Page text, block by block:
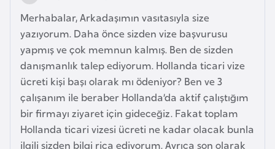
Merhabalar, Arkadaşımın vasıtasıyla size
yazıyorum. Daha önce sizden vize başvurusu
yapmış ve çok memnun kalmış. Ben de sizden
danışmanlık talep ediyorum. Hollanda ticari vize
ücreti kişi başı olarak mı ödeniyor? Ben ve 3
çalışanım ile beraber Hollanda’da aktif çalıştığım
bir firmayı ziyaret için gideceğiz. Fakat toplam
Hollanda ticari vizesi ücreti ne kadar olacak bunla
ilgili sizden bilgi rica ediyorum. Ayrıca son olarak
g
i
l
t
e
r
e